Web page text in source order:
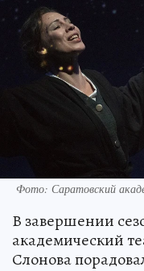
Фото: Саратовский
В завершении
академический
Слонова